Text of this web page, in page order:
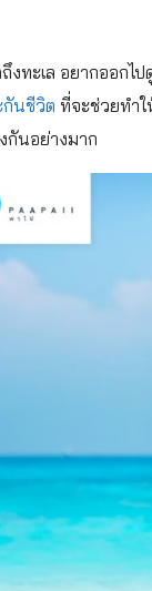
งทะเล อยากออก
กันชีวิต ที่จะช่วยทำใ
กันอย่างมาก